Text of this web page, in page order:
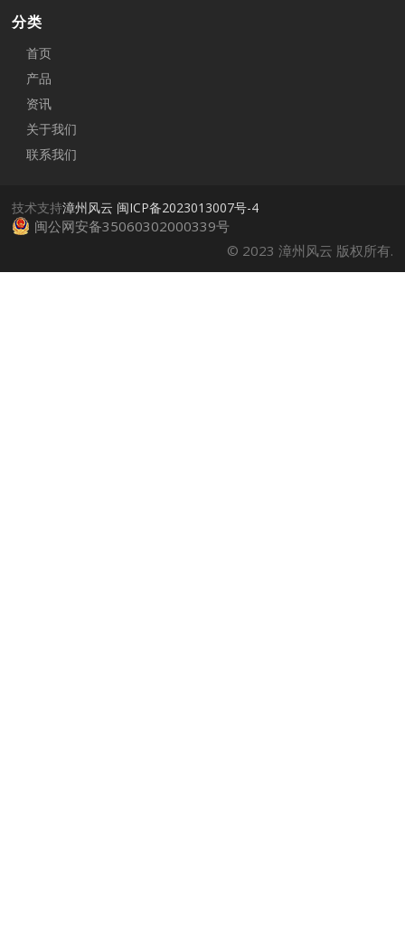
分类
首页
产品
资讯
关于我们
联系我们
技术支持漳州风云 闽ICP备2023013007号-4
闽公网安备35060302000339号
© 2023 漳州风云 版权所有.